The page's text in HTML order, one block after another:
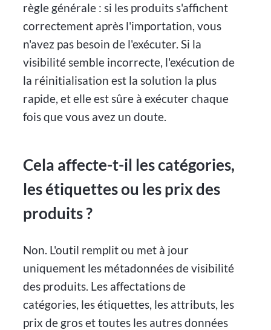
règle générale : si les produits s'affichent
correctement après l'importation, vous
n'avez pas besoin de l'exécuter. Si la
visibilité semble incorrecte, l'exécution de
la réinitialisation est la solution la plus
rapide, et elle est sûre à exécuter chaque
fois que vous avez un doute.
Cela affecte-t-il les catégories,
les étiquettes ou les prix des
produits ?
Non. L'outil remplit ou met à jour
uniquement les métadonnées de visibilité
des produits. Les affectations de
catégories, les étiquettes, les attributs, les
prix de gros et toutes les autres données